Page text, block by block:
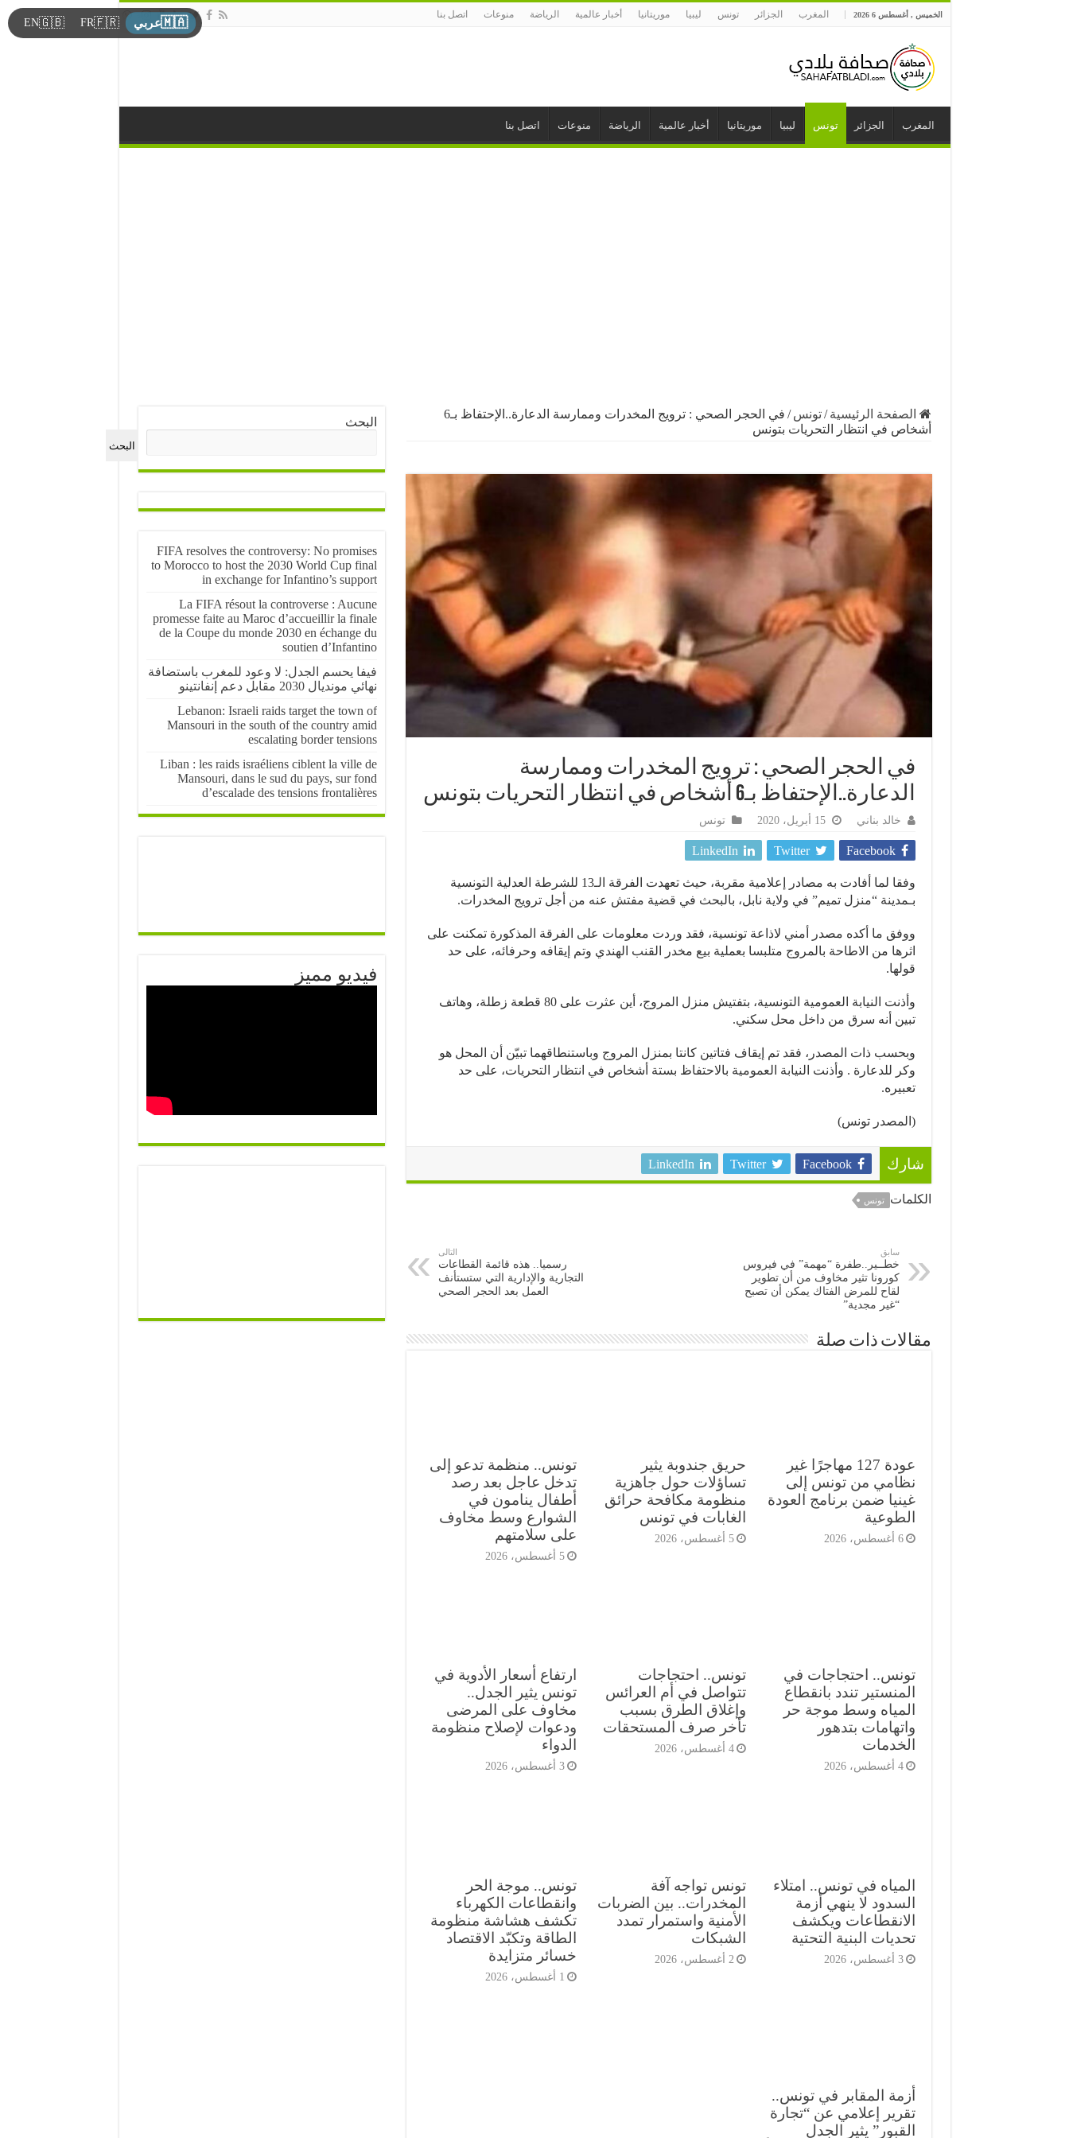
الخميس , أغسطس 6 2026 المغرب الجزائر تونس ليبيا موريتانيا أخبار عالمية الرياضة منوعات اتصل بنا
المغرب الجزائر تونس ليبيا موريتانيا أخبار عالمية الرياضة منوعات اتصل بنا
الصفحة الرئيسية / تونس /
في الحجر الصحي : ترويج المخدرات وممارسة الدعارة..الإحتفاظ بـ6
أشخاص في انتظار التحريات بتونس
في الحجر الصحي : ترويج المخدرات وممارسة
الدعارة..الإحتفاظ بـ6 أشخاص في انتظار التحريات بتونس
خالد بناني 15 أبريل، 2020 تونس
Facebook
Twitter
LinkedIn
وفقا لما أفادت به مصادر إعلامية مقربة، حيث تعهدت الفرقة الـ13 للشرطة العدلية التونسية
بـمدينة “منزل تميم” في ولاية نابل، بالبحث في قضية مفتش عنه من أجل ترويج المخدرات.
ووفق ما أكده مصدر أمني لاذاعة تونسية، فقد وردت معلومات على الفرقة المذكورة تمكنت على
اثرها من الاطاحة بالمروج متلبسا بعملية بيع مخدر القنب الهندي وتم إيقافه وحرفائه، على حد
قولها.
وأذنت النيابة العمومية التونسية، بتفتيش منزل المروج، أين عثرت على 80 قطعة زطلة، وهاتف
تبين أنه سرق من داخل محل سكني.
وبحسب ذات المصدر، فقد تم إيقاف فتاتين كانتا بمنزل المروج وباستنطاقهما تبيّن أن المحل هو
وكر للدعارة . وأذنت النيابة العمومية بالاحتفاظ بستة أشخاص في انتظار التحريات، على حد
تعبيره.
(المصدر تونس)
شارك Facebook
Twitter
LinkedIn
الكلمات تونس
سابق
خطــير..طفرة “مهمة” في فيروس
كورونا تثير مخاوف من أن تطوير
لقاح للمرض الفتاك يمكن أن تصبح
“غير مجدية”
التالى
رسميا.. هذه قائمة القطاعات
التجارية والإدارية التي ستستأنف
العمل بعد الحجر الصحي
مقالات ذات صلة
عودة 127 مهاجرًا غير
نظامي من تونس إلى
غينيا ضمن برنامج العودة
الطوعية
6 أغسطس، 2026
حريق جندوبة يثير
تساؤلات حول جاهزية
منظومة مكافحة حرائق
الغابات في تونس
5 أغسطس، 2026
تونس.. منظمة تدعو إلى
تدخل عاجل بعد رصد
أطفال ينامون في
الشوارع وسط مخاوف
على سلامتهم
5 أغسطس، 2026
تونس.. احتجاجات في
المنستير تندد بانقطاع
المياه وسط موجة حر
واتهامات بتدهور
الخدمات
4 أغسطس، 2026
تونس.. احتجاجات
تتواصل في أم العرائس
وإغلاق الطرق بسبب
تأخر صرف المستحقات
4 أغسطس، 2026
ارتفاع أسعار الأدوية في
تونس يثير الجدل..
مخاوف على المرضى
ودعوات لإصلاح منظومة
الدواء
3 أغسطس، 2026
المياه في تونس.. امتلاء
السدود لا ينهي أزمة
الانقطاعات ويكشف
تحديات البنية التحتية
3 أغسطس، 2026
تونس تواجه آفة
المخدرات.. بين الضربات
الأمنية واستمرار تمدد
الشبكات
2 أغسطس، 2026
تونس.. موجة الحر
وانقطاعات الكهرباء
تكشف هشاشة منظومة
الطاقة وتكبّد الاقتصاد
خسائر متزايدة
1 أغسطس، 2026
أزمة المقابر في تونس..
تقرير إعلامي عن “تجارة
القبور” يثير الجدل
البحث
البحث
FIFA resolves the controversy: No promises
to Morocco to host the 2030 World Cup final
in exchange for Infantino’s support
La FIFA résout la controverse : Aucune
promesse faite au Maroc d’accueillir la finale
de la Coupe du monde 2030 en échange du
soutien d’Infantino
فيفا يحسم الجدل: لا وعود للمغرب باستضافة
نهائي مونديال 2030 مقابل دعم إنفانتينو
Lebanon: Israeli raids target the town of
Mansouri in the south of the country amid
escalating border tensions
Liban : les raids israéliens ciblent la ville de
Mansouri, dans le sud du pays, sur fond
d’escalade des tensions frontalières
فيديو مميز
🇲🇦عربي 🇫🇷
FR
🇬🇧
EN